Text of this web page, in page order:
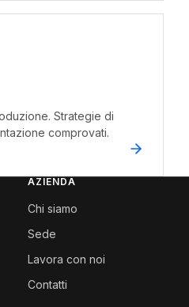
Strategie di
comprovati.
AZIENDA
Chi siamo
Sede
Lavora con noi
Contatti